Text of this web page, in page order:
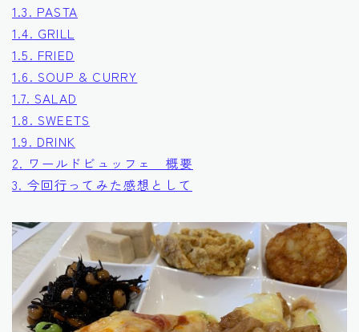
1.3. PASTA
1.4. GRILL
1.5. FRIED
1.6. SOUP & CURRY
1.7. SALAD
1.8. SWEETS
1.9. DRINK
2. ワールドビュッフェ 概要
3. 今回行ってみた感想として